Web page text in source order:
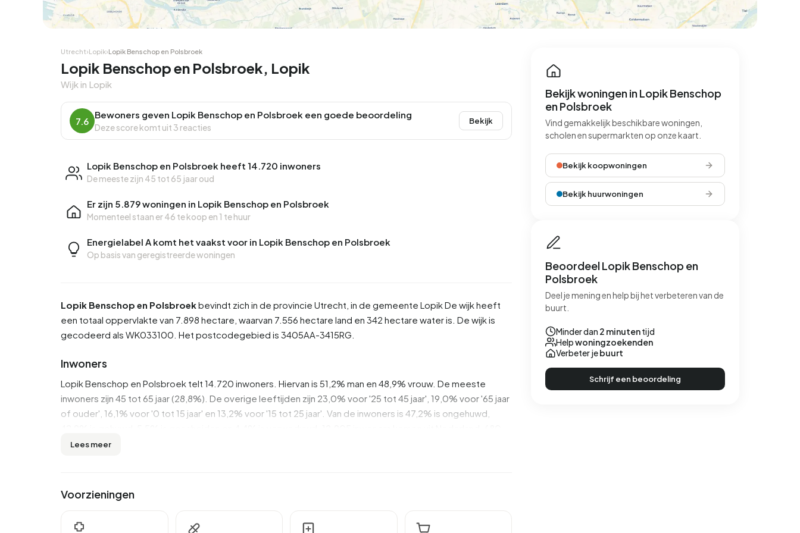
101
Hoekwoning 2-onder-1-kap
83
Hoekwoning Kamers
Utrecht›Lopik›Lopik Benschop en Polsbroek
Lopik Benschop en Polsbroek, Lopik
Wijk in Lopik
7.6
Bewoners geven Lopik Benschop en Polsbroek een goede beoordeling
Deze score komt uit 3 reacties
Bekijk
Lopik Benschop en Polsbroek heeft 14.720 inwoners
De meeste zijn 45 tot 65 jaar oud
Er zijn 5.879 woningen in Lopik Benschop en Polsbroek
Momenteel staan er46 te koop en 1 te huur
Energielabel A komt het vaakst voor in Lopik Benschop en Polsbroek
Op basis van geregistreerde woningen
Lopik Benschop en Polsbroekbevindt zich in de provincie Utrecht , in de gemeente LopikDe wijk heeft
een totaal oppervlakte van 7.898 hectare, waarvan 7.556 hectare land en 342 hectare water is. De wijk is
gecodeerd als WK033100. Het postcodegebied is 3405AA-3415RG.
Inwoners
Lopik Benschop en Polsbroek telt 14.720 inwoners. Hiervan is 51,2% man en 48,9% vrouw. De meeste
inwoners zijn 45 tot 65 jaar (28,8%). De overige leeftijden zijn 23,0% voor '25 tot 45 jaar', 19,0% voor '65 jaar
of ouder', 16,1% voor '0 tot 15 jaar' en 13,2% voor '15 tot 25 jaar'. Van de inwoners is 47,2% is ongehuwd,
komen uit Europa en 1.145 komen uit landen buiten Europa.
huishoudensgrootte is 2,5 personen.
In Lopik Benschop en Polsbroek zijn er 11.800 inkomensontvangers. Het gemiddelde inkomen per
Lees meer
Voorzieningen
Bekijk woningen in Lopik Benschop
en Polsbroek
Vind gemakkelijk beschikbare woningen,
scholen en supermarkten op onze kaart.
Bekijk koopwoningen
Bekijk huurwoningen
Beoordeel Lopik Benschop en
Polsbroek
Deel je mening en help bij het verbeteren van de
buurt.
Minder dan 2 minutentijd
Helpwoningzoekenden
Verbeter jebuurt
Schrijf een beoordeling